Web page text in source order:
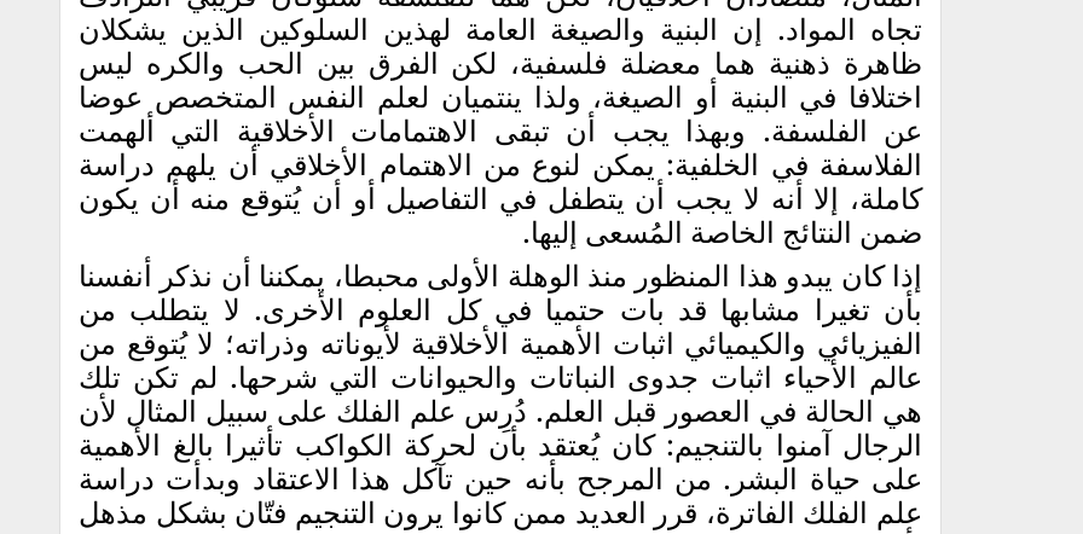
تجاه المواد. إن البنية والصيغة العامة لهذين السلوكين الذين يشكلان
ظاهرة ذهنية هما معضلة فلسفية، لكن الفرق بين الحب والكره ليس
اختلافا في البنية أو الصيغة، ولذا ينتميان لعلم النفس المتخصص عوضا
عن الفلسفة. وبهذا يجب أن تبقى الاهتمامات الأخلاقية التي ألهمت
الفلاسفة في الخلفية: يمكن لنوع من الاهتمام الأخلاقي أن يلهم دراسة
كاملة، إلا أنه لا يجب أن يتطفل في التفاصيل أو أن يُتوقع منه أن يكون
ضمن النتائج الخاصة المُسعى إليها.
إذا كان يبدو هذا المنظور منذ الوهلة الأولى محبطا، يمكننا أن نذكر أنفسنا
بأن تغيرا مشابها قد بات حتميا في كل العلوم الأخرى. لا يتطلب من
الفيزيائي والكيميائي اثبات الأهمية الأخلاقية لأيوناته وذراته؛ لا يُتوقع من
عالم الأحياء اثبات جدوى النباتات والحيوانات التي شرحها. لم تكن تلك
هي الحالة في العصور قبل العلم. دُرِس علم الفلك على سبيل المثال لأن
الرجال آمنوا بالتنجيم: كان يُعتقد بأن لحركة الكواكب تأثيرا بالغ الأهمية
على حياة البشر. من المرجح بأنه حين تآكل هذا الاعتقاد وبدأت دراسة
علم الفلك الفاترة، قرر العديد ممن كانوا يرون التنجيم فتّان بشكل مذهل